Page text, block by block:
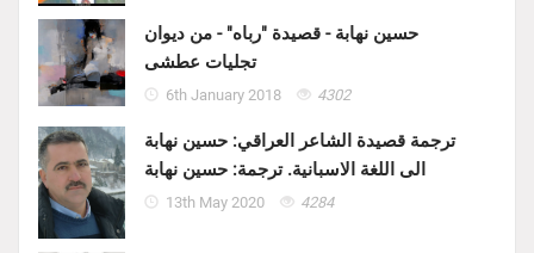
حسين نهابة - قصيدة "رباه" - من ديوان
تجليات عطشى
6th January 2018 4302
ترجمة قصيدة الشاعر العراقي: حسين نهابة
الى اللغة الاسبانية. ترجمة: حسين نهابة
13th May 2020 4284